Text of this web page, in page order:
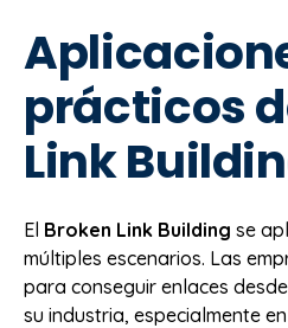
prácticos
Link
El Broken Link Building se
múltiples escenarios. Las
para conseguir enlaces
su industria, especialmente